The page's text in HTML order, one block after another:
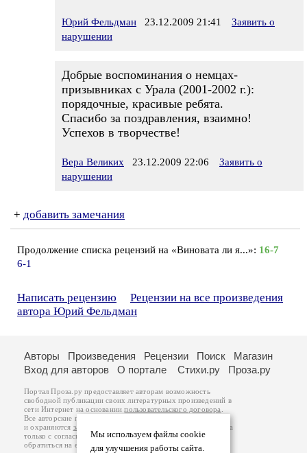
Юрий Фельдман 23.12.2009 21:41
Заявить о
нарушении
Добрые воспоминания о немцах-
призывниках с Урала (2001-2002 г.):
порядочные, красивые ребята.
Спасибо за поздравления, взаимно!
Успехов в творчестве!
Вера Великих 23.12.2009 22:06
Заявить о
нарушении
+ добавить замечания
Продолжение списка рецензий на «Виновата ли я...»: 16-7
6-1
Написать рецензию
Рецензии на все произведения
автора Юрий Фельдман
Мы используем файлы cookie
для улучшения работы сайта.
Авторы Произведения Рецензии Поиск
Магазин
Вход для авторов
О портале Стихи.ру Проза.ру
Портал Проза.ру предоставляет авторам возможность
свободной публикации своих литературных произведений в
сети Интернет на основаниипользовательского договора
Все авторские права на произведения принадлежат авторам
и охраняются законом
. Перепечатка произведений возможна
только с согласия его автора, к которому вы можете
обратиться на его авторской странице. Ответственность за